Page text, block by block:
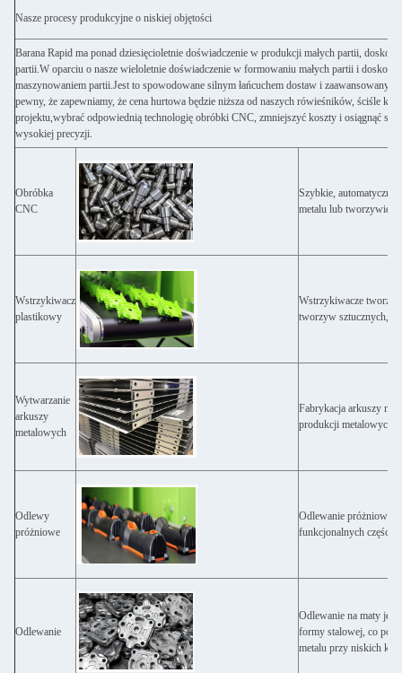
Nasze procesy produkcyjne o niskiej objętości
Barana Rapid ma ponad dziesięcioletnie doświadczenie w produkcji małych partii,
partii.W oparciu o nasze wieloletnie doświadczenie w formowaniu małych partii i
maszynowaniem partii.Jest to spowodowane silnym łańcuchem dostaw i
pewny, że zapewniamy, że cena hurtowa będzie niższa od naszych rówieśników, ściśle
projektu,wybrać odpowiednią technologię obróbki CNC, zmniejszyć koszty i osiągnąć
wysokiej precyzji.
Obróbka
CNC
Szybkie, automatyczne
metalu lub tworzywie
Wstrzykiwacz
plastikowy
Wstrzykiwacze tworzyw
tworzyw sztucznych,
Wytwarzanie
arkuszy
metalowych
Fabrykacja arkuszy
produkcji metalowych
Odlewy
próżniowe
Odlewanie próżniowe
funkcjonalnych części
Odlewanie
Odlewanie na maty
formy stalowej, co
metalu przy niskich